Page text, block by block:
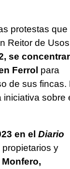
protestas que
Reitor de
se
Ferrol para
de sus fincas.
iniciativa sobre
en el Diario
y